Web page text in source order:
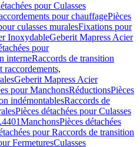
pour Culasses
pour chauffagePièces
culasses muralesFixations pour
InoxydableGeberit Mapress Acier
pour
interneRaccords de transition
raccordements,
Geberit Mapress Acier
pour ManchonsRéductionsPièces
indémontablesRaccords de
Pièces détachées pour Culasses
ManchonsPièces détachées
pour Raccords de transition
FermeturesCulasses